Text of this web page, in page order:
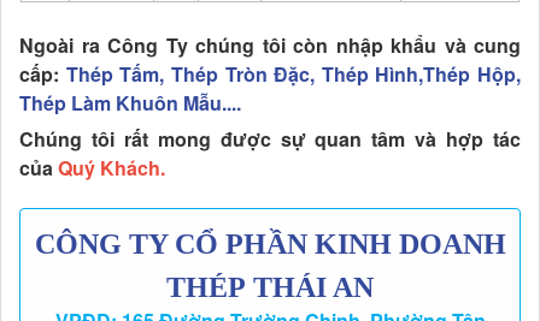
Ngoài ra Công Ty chúng tôi còn nhập khẩu và cung
cấp: Thép Tấm, Thép Tròn Đặc, Thép Hình,Thép Hộp,
Thép Làm Khuôn Mẫu....
Chúng tôi rất mong được sự quan tâm và hợp tác
củaQuý Khách.
CÔNG TY CỔ PHẦN KINH DOANH
THÉP THÁI AN